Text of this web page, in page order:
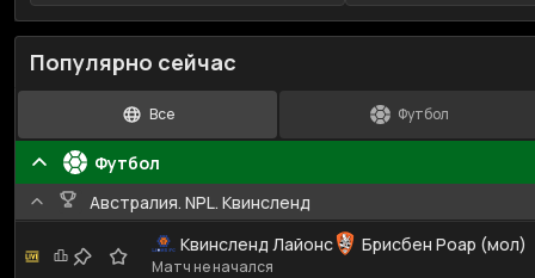
Популярно сейчас
Все Футбол
Футбол
Австралия. NPL. Квинсленд
Квинсленд Лайонс
Брисбен Роар (мол)
Матч не начался